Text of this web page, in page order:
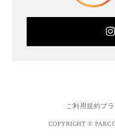
ご利用規約プ
COPYRIGHT ©